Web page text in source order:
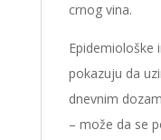
crnog vina.
Epidemiološke
pokazuju da
dnevnim
– može da se